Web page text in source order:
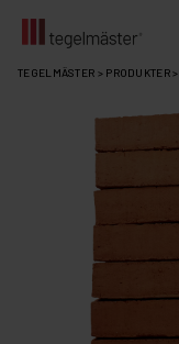
Fortsätt
TEGELMÄSTER > PRODUKTER>